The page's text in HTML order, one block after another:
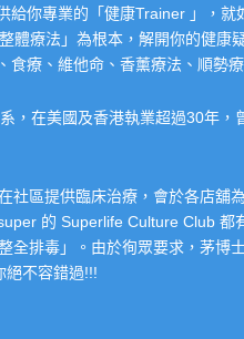
給你專業的「健康Trainer 」，
體療法」為根本，解開你的健康
療、維他命、香薰療法、順勢
，在美國及香港執業超過30年，
社區提供臨床治療，會於各店舖
的 Superlife Culture Club 都
全排毒」。由於徇眾要求，茅博
絕不容錯過!!!